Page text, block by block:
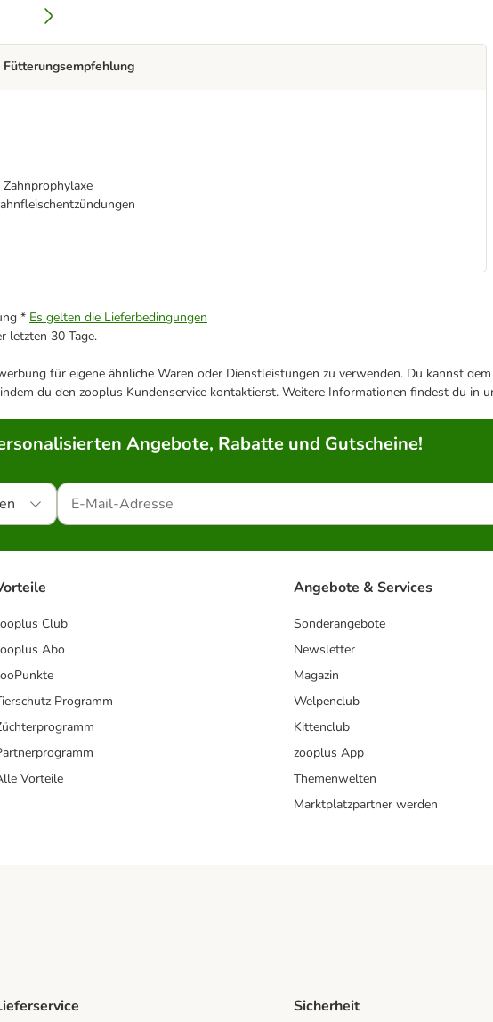
Fütterungsempfehlung
* Es gelten die Lieferbedingungen
letzten 30 Tage.
für eigene ähnliche Waren oder Dienstleistungen zu verwenden. Du kannst
du den zooplus Kundenservice kontaktierst. Weitere Informationen findest du in
Angebote, Rabatte und Gutscheine!
Club
Abo
Programm
Vorteile
Angebote & Services
Sonderangebote
Newsletter
Magazin
Welpenclub
Kittenclub
zooplus App
Themenwelten
Marktplatzpartner werden
Sicherheit